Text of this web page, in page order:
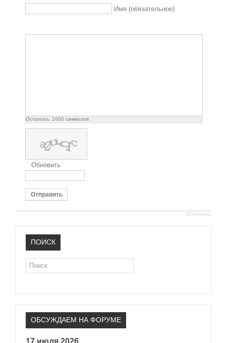
Имя (обязательное)
Осталось: 1000 символов
Обновить
Отправить
JComments
ПОИСК
Поиск
ОБСУЖДАЕМ НА ФОРУМЕ
17 июля 2026